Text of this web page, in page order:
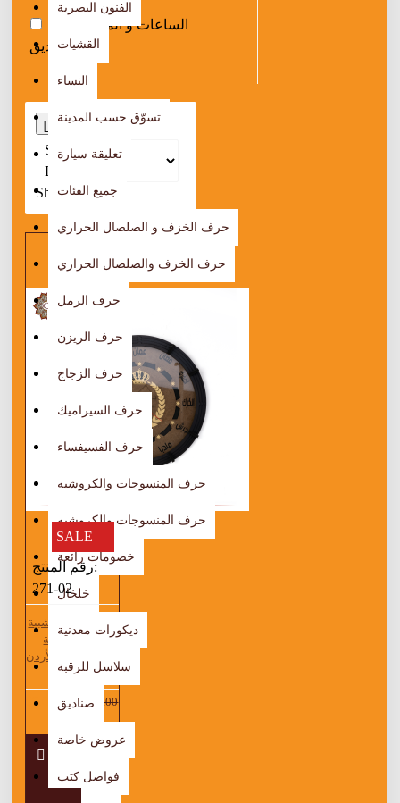
الفنون البصرية
القشيات
النساء
تسوّق حسب المدينة
تعليقة سيارة
جميع الفئات
حرف الخزف و الصلصال الحراري
حرف الخزف والصلصال الحراري
حرف الرمل
حرف الريزن
حرف الزجاج
حرف السيراميك
حرف الفسيفساء
حرف المنسوجات والكروشيه
حرف المنسوجات والكروشيه
خصومات رائعة
خلخال
ديكورات معدنية
سلاسل للرقبة
صناديق
عروض خاصة
فواصل كتب
الساعات و المرايا
الصناديق 1
0
Sort
By:
Show:
SALE
رقم المنتج:
271-02
ساعة حائط خشبية
صناعة يدوية
بتصميم مدن الأردن
لون بني
56.00 JOD
70.00